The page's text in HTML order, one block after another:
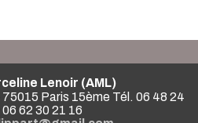
Lenoir (AML)
Paris 15ème Tél. 06 48 24
06 62 30 21 16